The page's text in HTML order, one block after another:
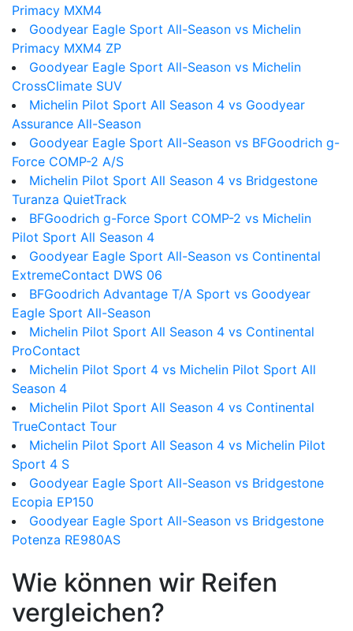
Primacy MXM4
Goodyear Eagle Sport All-Season vs Michelin
Primacy MXM4 ZP
Goodyear Eagle Sport All-Season vs Michelin
CrossClimate SUV
Michelin Pilot Sport All Season 4 vs Goodyear
Assurance All-Season
Goodyear Eagle Sport All-Season vs BFGoodrich g-
Force COMP-2 A/S
Michelin Pilot Sport All Season 4 vs Bridgestone
Turanza QuietTrack
BFGoodrich g-Force Sport COMP-2 vs Michelin
Pilot Sport All Season 4
Goodyear Eagle Sport All-Season vs Continental
ExtremeContact DWS 06
BFGoodrich Advantage T/A Sport vs Goodyear
Eagle Sport All-Season
Michelin Pilot Sport All Season 4 vs Continental
ProContact
Michelin Pilot Sport 4 vs Michelin Pilot Sport All
Season 4
Michelin Pilot Sport All Season 4 vs Continental
TrueContact Tour
Michelin Pilot Sport All Season 4 vs Michelin Pilot
Sport 4 S
Goodyear Eagle Sport All-Season vs Bridgestone
Ecopia EP150
Goodyear Eagle Sport All-Season vs Bridgestone
Potenza RE980AS
Wie können wir Reifen
vergleichen?